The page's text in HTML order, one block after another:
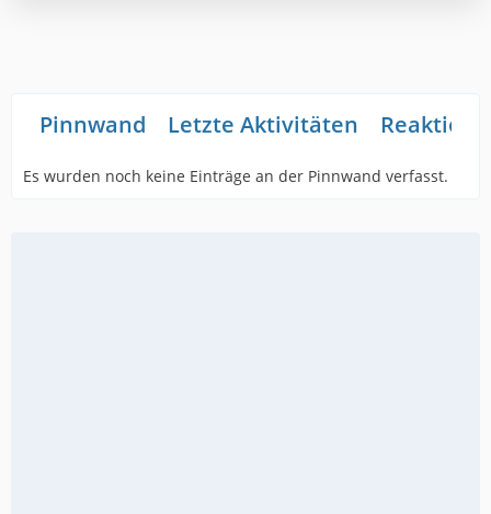
Pinnwand Letzte Aktivitäten
Es wurden noch keine Einträge an der Pinnwand verfasst.